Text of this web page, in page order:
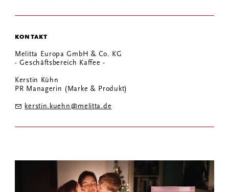
KONTAKT
Melitta Europa GmbH & Co. KG
- Geschäftsbereich Kaffee -
Kerstin Kühn
PR Managerin (Marke & Produkt)
kerstin.kuehn@melitta.de